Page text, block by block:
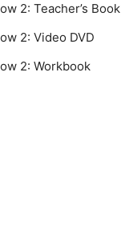
2: Teacher’s Book
2: Video DVD
2: Workbook